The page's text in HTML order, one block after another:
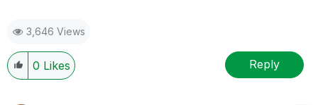
3,646 Views
0 Likes Reply